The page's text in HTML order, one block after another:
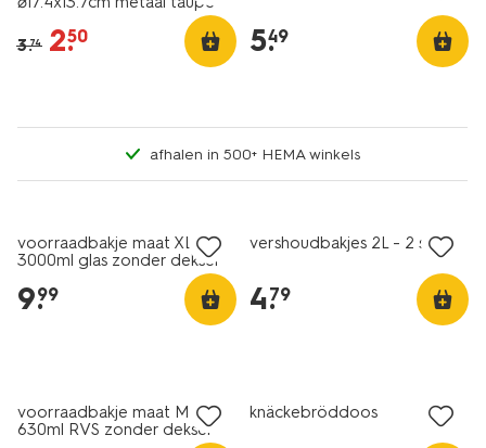
3.74 2.
50 5.
49
afhalen in 500+ HEMA winkels
voorraadbakje maat XL
3000ml glas zonder deksel
9.
99
vershoudbakjes 2L - 2 stuks
4.
79
voorraadbakje maat M
630ml RVS zonder deksel
knäckebröddoos